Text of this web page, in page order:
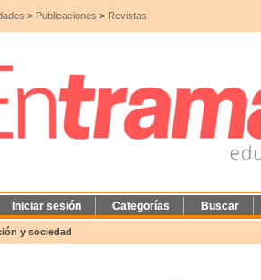
> Publicaciones > Revistas
Iniciar sesión Categorías Buscar
y sociedad